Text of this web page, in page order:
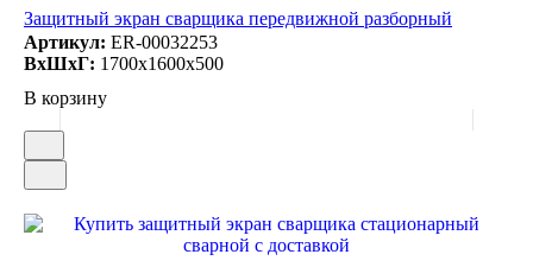
Защитный экран сварщика передвижной разборный
Артикул: ER-00032253
ВxШxГ: 1700x1600x500
В корзину